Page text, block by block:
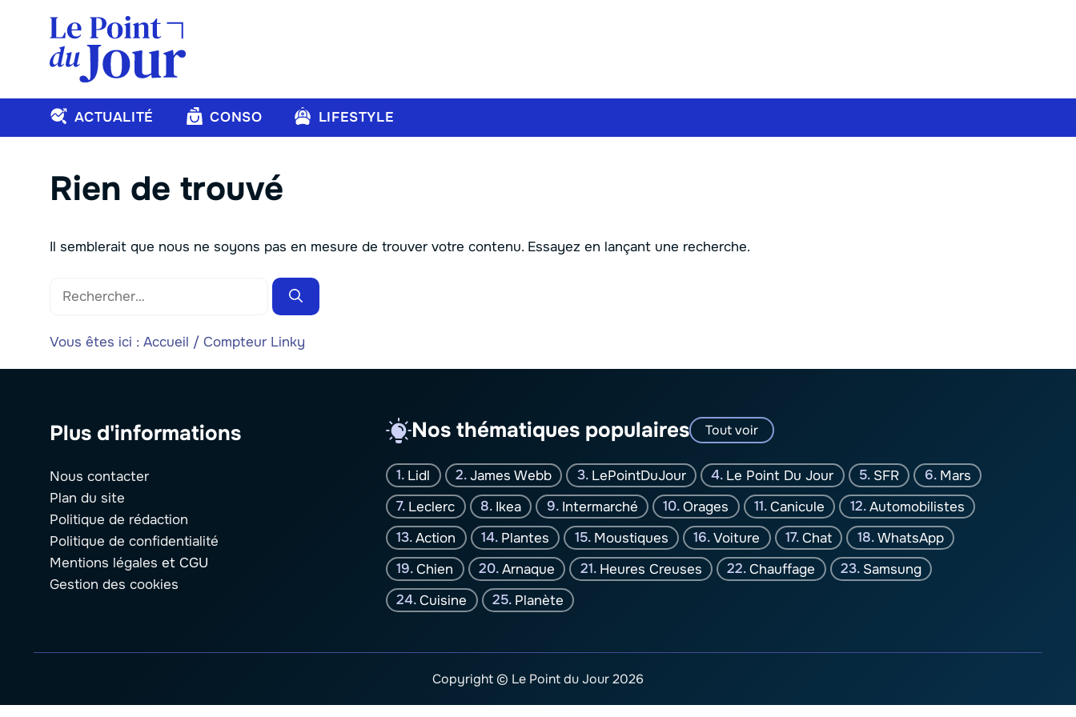
contenu
ACTUALITÉ CONSO LIFESTYLE
Rien de trouvé
Il semblerait que nous ne soyons pas en mesure de trouver votre contenu. Essayez en lançant une recherche.
Rechercher :
Vous êtes ici : Accueil / Compteur Linky
Plus d'informations
Nous contacter
Plan du site
Politique de rédaction
Politique de confidentialité
Mentions légales et CGU
Gestion des cookies
Nos thématiques populaires Tout voir
Lidl James Webb LePointDuJour Le Point Du Jour SFR
Mars
Leclerc
Ikea Intermarché Orages Canicule
Automobilistes
Action
Plantes Moustiques Voiture Chat
WhatsApp
Chien
Arnaque Heures Creuses Chauffage
Samsung
Cuisine
Planète
Copyright © Le Point du Jour 2026